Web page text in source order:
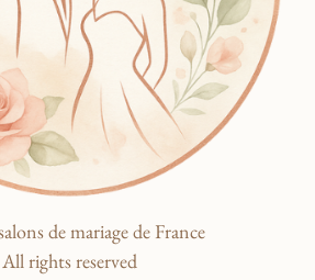
de mariage de France
All rights reserved